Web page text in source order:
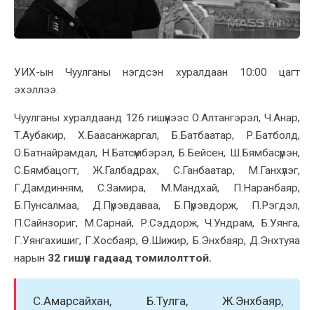
УИХ-ын Чуулганы нэгдсэн хуралдаан 10:00 цагт
эхэллээ.
Чуулганы хуралдаанд 126 гишүүнээс О.Алтангэрэл, Ч.Анар,
Т.Аубакир, Х.Баасанжаргал, Б.Батбаатар, Р.Батболд,
О.Батнайрамдал, Н.Батсүмбэрэл, Б.Бейсен, Ш.Бямбасүрэн,
С.Бямбацогт, Ж.Галбадрах, С.Ганбаатар, М.Ганхүлэг,
Г.Дамдинням, С.Замира, М.Мандхай, П.Наранбаяр,
Б.Пунсалмаа, Д.Пүрэвдаваа, Б.Пүрэвдорж, П.Рэгдэл,
П.Сайнзориг, М.Сарнай, Р.Сэддорж, Ч.Ундрам, Б.Уянга,
Г.Уянгахишиг, Г.Хосбаяр, Ө.Шижир, Б.Энхбаяр, Д.Энхтуяа
нарын 32 гишүүн гадаад томилолттой.
С.Амарсайхан, Б.Тулга, Ж.Энхбаяр,